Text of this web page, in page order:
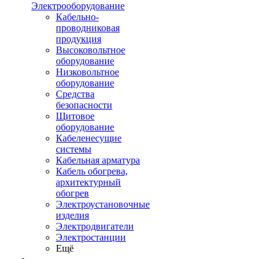
Электрооборудование
Кабельно-
проводниковая
продукция
Высоковольтное
оборудование
Низковольтное
оборудование
Средства
безопасности
Щитовое
оборудование
Кабеленесущие
системы
Кабельная арматура
Кабель обогрева,
архитектурный
обогрев
Электроустановочные
изделия
Электродвигатели
Электростанции
Ещё